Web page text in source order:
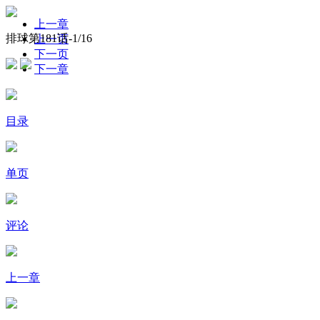
排球第181话-1/16
上一章
上一页
下一页
下一章
目录
单页
评论
上一章